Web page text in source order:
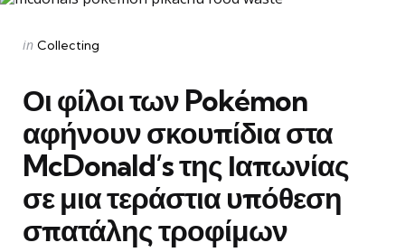
Categories
Posted
in Collecting
Οι φίλοι των Pokémon
αφήνουν σκουπίδια στα
McDonald’s της Ιαπωνίας
σε μια τεράστια υπόθεση
σπατάλης τροφίμων